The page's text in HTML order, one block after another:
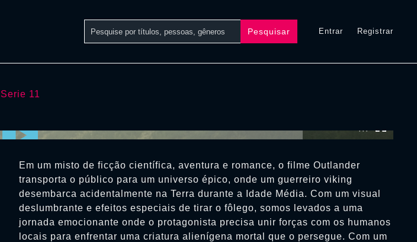
Pesquisar Entrar Registrar
Serie 11
Em um misto de ficção científica, aventura e romance, o filme Outlander
transporta o público para um universo épico, onde um guerreiro viking
desembarca acidentalmente na Terra durante a Idade Média. Com um visual
deslumbrante e efeitos especiais de tirar o fôlego, somos levados a uma
jornada emocionante onde o protagonista precisa unir forças com os humanos
locais para enfrentar uma criatura alienígena mortal que o persegue. Com um